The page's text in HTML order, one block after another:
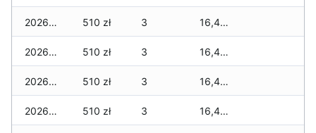
2026-07-02 510 zł 3 16,479 zł
2026-07-01 510 zł 3 16,479 zł
2026-06-30 510 zł 3 16,479 zł
2026-06-28 510 zł 3 16,479 zł